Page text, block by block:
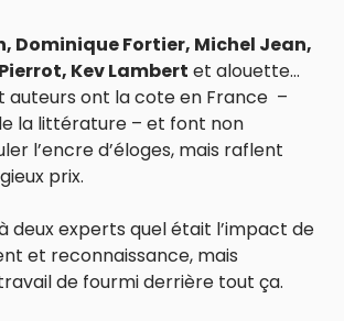
Dominique Fortier, Michel Jean,
Kev Lambert et alouette…
auteurs ont la cote en France –
la littérature – et font non
l’encre d’éloges, mais raflent
prix.
deux experts quel était l’impact de
et reconnaissance, mais
de fourmi derrière tout ça.